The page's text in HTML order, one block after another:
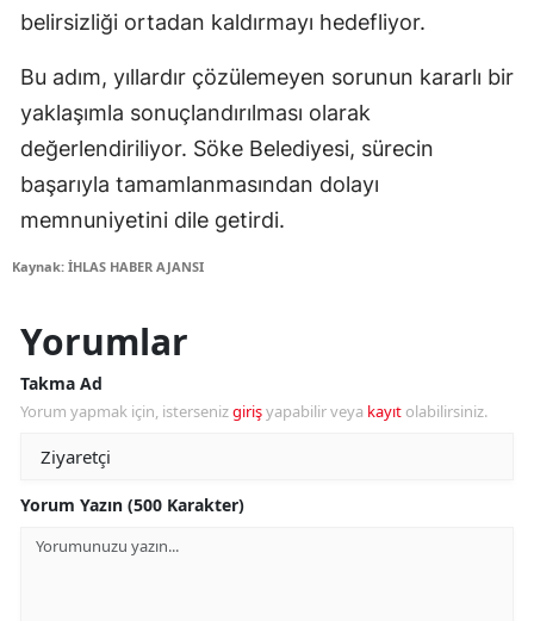
belirsizliği ortadan kaldırmayı hedefliyor.
Bu adım, yıllardır çözülemeyen sorunun kararlı bir
yaklaşımla sonuçlandırılması olarak
değerlendiriliyor. Söke Belediyesi, sürecin
başarıyla tamamlanmasından dolayı
memnuniyetini dile getirdi.
Kaynak: İHLAS HABER AJANSI
Yorumlar
Takma Ad
Yorum yapmak için, istersenizgirişyapabilir veya kayıt olabilirsiniz.
Yorum Yazın (500 Karakter)